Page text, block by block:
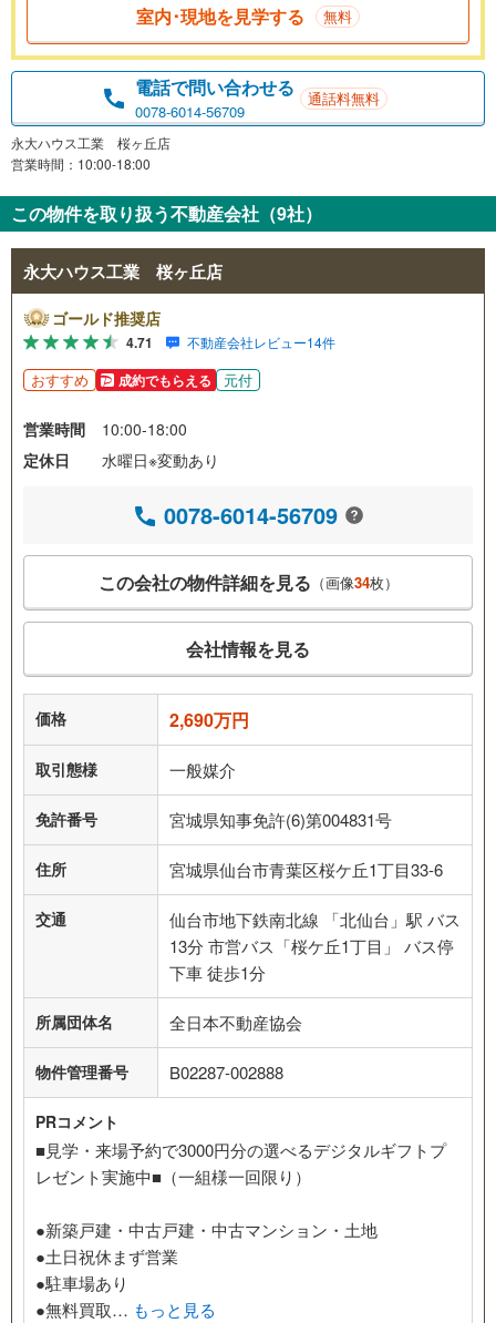
室内･現地を見学する 無料
電話で問い合わせる
0078-6014-56709
通話料無料
永大ハウス工業 桜ヶ丘店
営業時間：10:00-18:00
この物件を取り扱う不動産会社（9社）
永大ハウス工業 桜ヶ丘店
ゴールド推奨店
4.71 不動産会社レビュー14件
おすすめ 成約でもらえる 元付
営業時間
10:00-18:00
定休日
水曜日※変動あり
0078-6014-56709
この会社の物件詳細を見る （画像34枚）
会社情報を見る
価格 2,690万円
取引態様 一般媒介
免許番号 宮城県知事免許(6)第004831号
住所 宮城県仙台市青葉区桜ケ丘1丁目33-6
交通
仙台市地下鉄南北線 「北仙台」駅 バス
13分 市営バス「桜ケ丘1丁目」 バス停
下車 徒歩1分
所属団体名 全日本不動産協会
物件管理番号 B02287-002888
PRコメント
■見学・来場予約で3000円分の選べるデジタルギフトプ
レゼント実施中■（一組様一回限り）
●新築戸建・中古戸建・中古マンション・土地
●土日祝休まず営業
●駐車場あり
●無料買取… もっと見る